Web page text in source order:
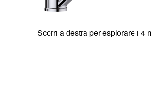
Scorri a destra per esplorare i 4